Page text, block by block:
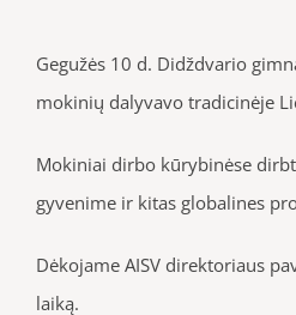
Gegužės 10 d. Didždvario
mokinių dalyvavo tradicinėje
Mokiniai dirbo kūrybinėse
gyvenime ir kitas globalines
Dėkojame AISV direktoriaus
laiką.